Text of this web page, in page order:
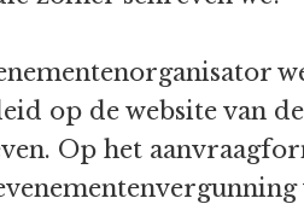
op de website van
Op het